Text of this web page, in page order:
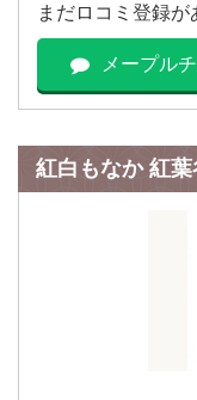
まだロコミ登録が
メープル
紅白もなか 紅葉